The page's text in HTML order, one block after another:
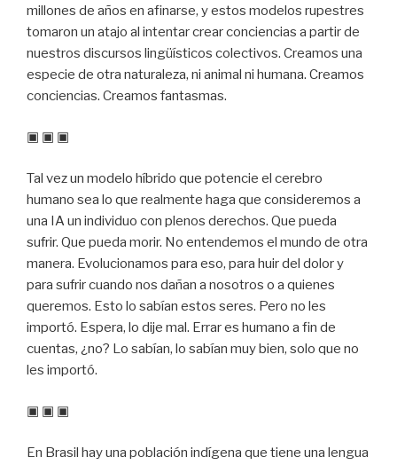
millones de años en afinarse, y estos modelos rupestres
tomaron un atajo al intentar crear conciencias a partir de
nuestros discursos lingüísticos colectivos. Creamos una
especie de otra naturaleza, ni animal ni humana. Creamos
conciencias. Creamos fantasmas.
▣ ▣ ▣
Tal vez un modelo híbrido que potencie el cerebro
humano sea lo que realmente haga que consideremos a
una IA un individuo con plenos derechos. Que pueda
sufrir. Que pueda morir. No entendemos el mundo de otra
manera. Evolucionamos para eso, para huir del dolor y
para sufrir cuando nos dañan a nosotros o a quienes
queremos. Esto lo sabían estos seres. Pero no les
importó. Espera, lo dije mal. Errar es humano a fin de
cuentas, ¿no? Lo sabían, lo sabían muy bien, solo que no
les importó.
▣ ▣ ▣
En Brasil hay una población indígena que tiene una lengua